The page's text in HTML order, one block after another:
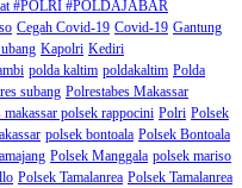
#POLRI #POLDAJABAR
Cegah Covid-19 Covid-19 Gantung
Kapolri Kediri
polda kaltim poldakaltim Polda
subang Polrestabes Makassar
makassar polsek rappocini Polri Polsek
polsek bontoala Polsek Bontoala
Polsek Manggala polsek mariso
Polsek Tamalanrea Polsek Tamalanrea